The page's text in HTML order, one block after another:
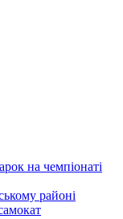
на чемпіонаті
районі